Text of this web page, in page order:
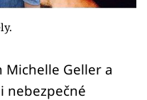
Michelle Geller a
nebezpečné